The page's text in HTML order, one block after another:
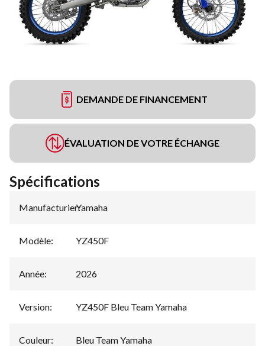
DEMANDE DE FINANCEMENT
ÉVALUATION DE VOTRE ÉCHANGE
Spécifications
Manufacturier:
Yamaha
Modèle: YZ450F
Année: 2026
Version: YZ450F Bleu Team Yamaha
Couleur: Bleu Team Yamaha